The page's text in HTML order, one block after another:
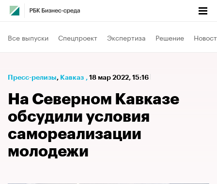
Все выпуски Спецпроект Экспертиза Решение
Пресс-релизы⁠, Кавказ , 18 мар 2022, 15:16
На Северном Кавказе
обсудили условия
самореализации
молодежи